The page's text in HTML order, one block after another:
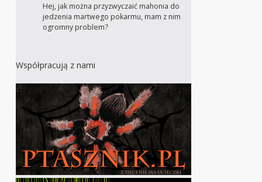
Hej, jak można przyzwyczaić mahonia do
jedzenia martwego pokarmu, mam z nim
ogromny problem?
Współpracują z nami